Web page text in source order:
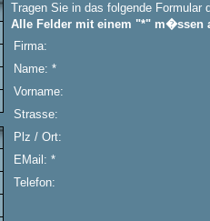
Tragen Sie in das folgende
Alle Felder mit einem "*" m�ssen
Firma:
Name: *
Vorname:
Strasse:
Plz / Ort:
EMail: *
Telefon: